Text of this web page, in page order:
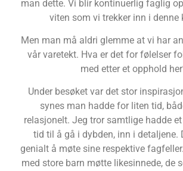
man dette. Vi blir kontinuerlig faglig
viten som vi trekker inn i denne
Men man må aldri glemme at vi har
vår varetekt. Hva er det for følelser
med etter et opphold
Under besøket var det stor
synes man hadde for liten tid,
relasjonelt. Jeg tror samtlige hadde
tid til å gå i dybden, inn i detaljene.
genialt å møte sine respektive
med store barn møtte likesinnede, de